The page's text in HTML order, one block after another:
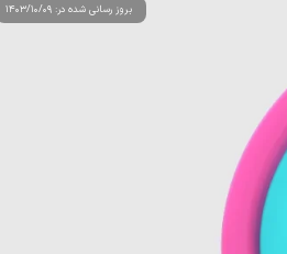
بروز رسانی شده در: 1403/10/09